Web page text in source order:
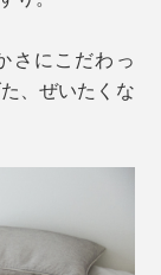
さにこだわっ
、ぜいたくな